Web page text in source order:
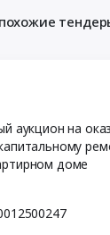
аукцион на
доме